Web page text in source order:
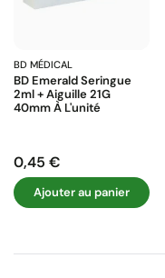
BD MÉDICAL
BD Emerald Seringue
2ml + Aiguille 21G
40mm À L'unité
Prix
0,45 €
Ajouter au panier